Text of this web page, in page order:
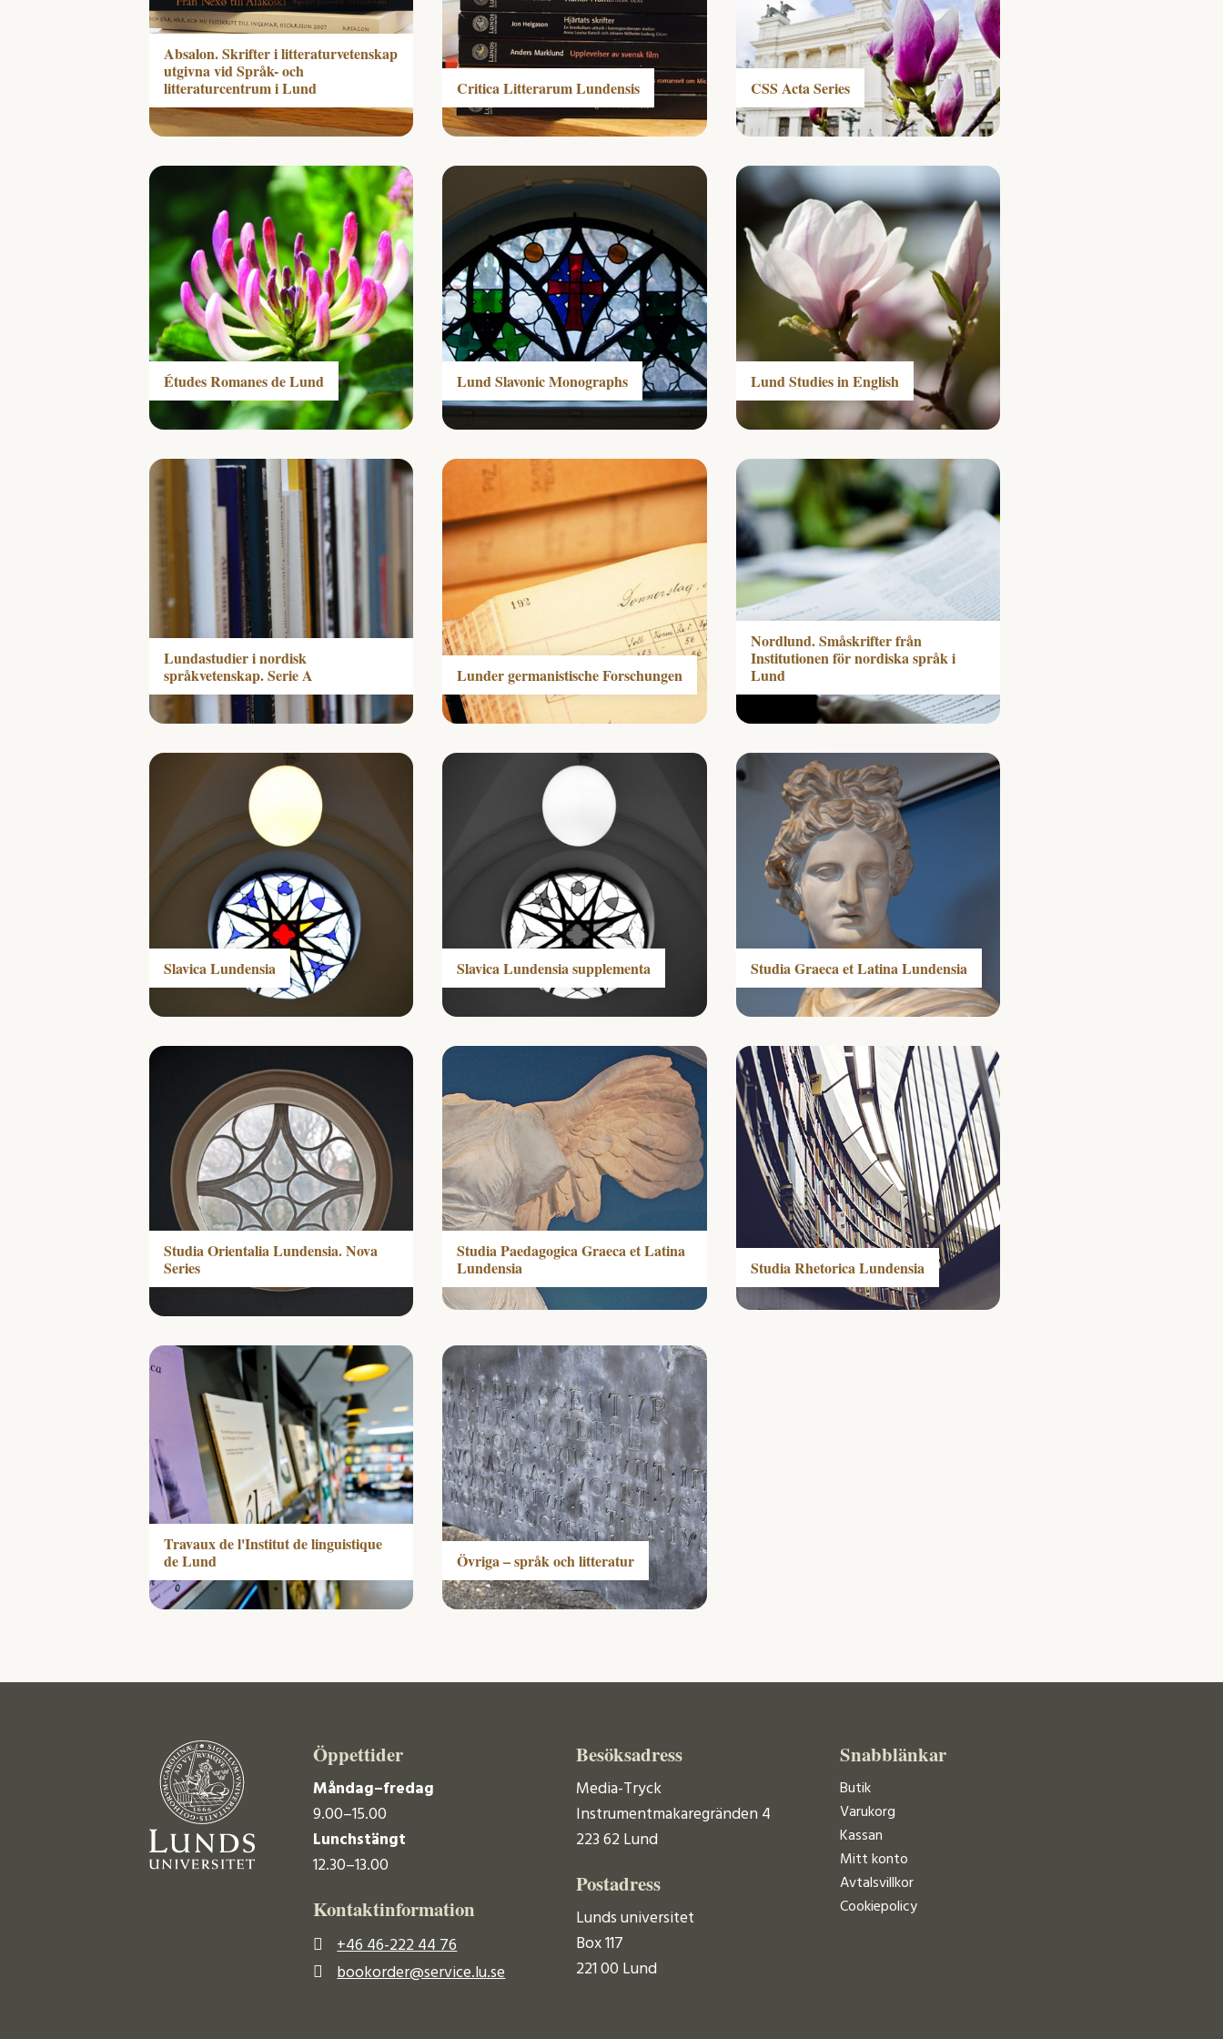
Absalon. Skrifter i litteraturvetenskap
utgivna vid Språk- och
litteraturcentrum i Lund
Critica Litterarum Lundensis CSS Acta Series
Études Romanes de Lund Lund Slavonic Monographs Lund Studies in English
Lundastudier i nordisk
språkvetenskap. Serie A
Lunder germanistische Forschungen
Nordlund. Småskrifter från
Institutionen för nordiska språk i
Lund
Slavica Lundensia Slavica Lundensia supplementa Studia Graeca et Latina Lundensia
Studia Orientalia Lundensia. Nova
Series
Studia Paedagogica Graeca et Latina
Lundensia
Studia Rhetorica Lundensia
Travaux de l'Institut de linguistique
de Lund
Övriga – språk och litteratur
Öppettider
Måndag–fredag
9.00–15.00
Lunchstängt
12.30–13.00
Kontaktinformation
+46 46-222 44 76
bookorder@service.lu.se
Besöksadress
Media-Tryck
Instrumentmakaregränden 4
223 62 Lund
Postadress
Lunds universitet
Box 117
221 00 Lund
Snabblänkar
Butik
Varukorg
Kassan
Mitt konto
Avtalsvillkor
Cookiepolicy